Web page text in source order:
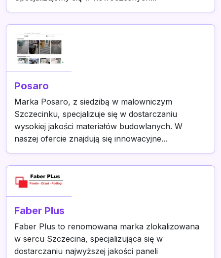
Posaro
Marka Posaro, z siedzibą w malowniczym
Szczecinku, specjalizuje się w dostarczaniu
wysokiej jakości materiałów budowlanych. W
naszej ofercie znajdują się innowacyjne...
Faber Plus
Faber Plus to renomowana marka zlokalizowana
w sercu Szczecina, specjalizująca się w
dostarczaniu najwyższej jakości paneli